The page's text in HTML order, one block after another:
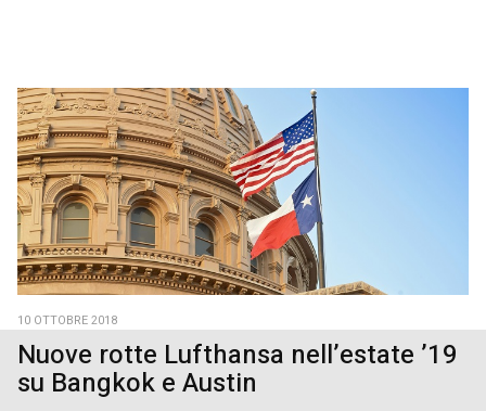
10 OTTOBRE 2018
Nuove rotte Lufthansa nell’estate ’19
su Bangkok e Austin